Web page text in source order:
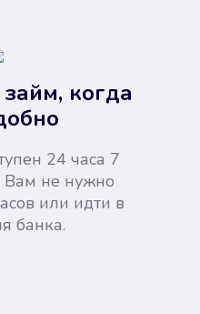
когда
24 часа 7
не нужно
или идти в
банка.